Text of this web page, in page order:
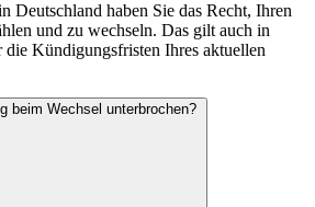
Deutschland haben Sie das Recht, Ihren
und zu wechseln. Das gilt auch in
Kündigungsfristen Ihres aktuellen
beim Wechsel unterbrochen?